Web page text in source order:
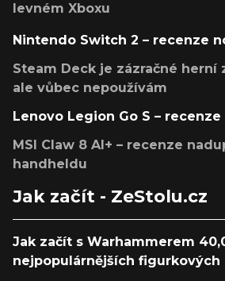
levném Xboxu
Nintendo Switch 2 – recenze
Steam Deck je zázračné herní
ale vůbec nepoužívám
Lenovo Legion Go S –
MSI Claw 8 AI+ – recenze
handheldu
Jak začít - ZeStolu.cz
Jak začít s Warhammerem
nejpopulárnějších figurkových